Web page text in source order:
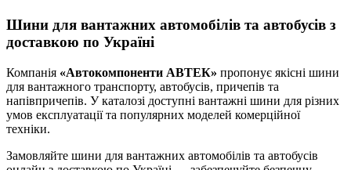
Шини для вантажних автомобілів та автобусів з
доставкою по Україні
Компанія «Автокомпоненти АВТЕК» пропонує якісні шини
для вантажного транспорту, автобусів, причепів та
напівпричепів. У каталозі доступні вантажні шини для різних
умов експлуатації та популярних моделей комерційної
техніки.
Замовляйте шини для вантажних автомобілів та автобусів